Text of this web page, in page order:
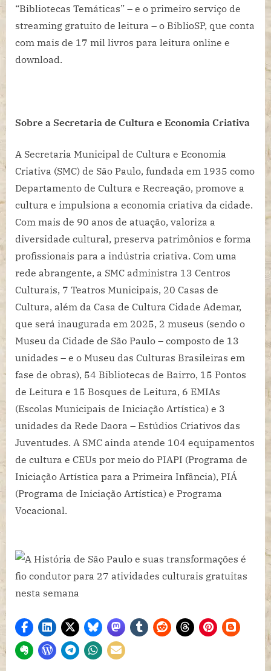
“Bibliotecas Temáticas” – e o primeiro serviço de
streaming gratuito de leitura – o BiblioSP, que conta
com mais de 17 mil livros para leitura online e
download.
Sobre a Secretaria de Cultura e Economia Criativa
A Secretaria Municipal de Cultura e Economia
Criativa (SMC) de São Paulo, fundada em 1935 como
Departamento de Cultura e Recreação, promove a
cultura e impulsiona a economia criativa da cidade.
Com mais de 90 anos de atuação, valoriza a
diversidade cultural, preserva patrimônios e forma
profissionais para a indústria criativa. Com uma
rede abrangente, a SMC administra 13 Centros
Culturais, 7 Teatros Municipais, 20 Casas de
Cultura, além da Casa de Cultura Cidade Ademar,
que será inaugurada em 2025, 2 museus (sendo o
Museu da Cidade de São Paulo – composto de 13
unidades – e o Museu das Culturas Brasileiras em
fase de obras), 54 Bibliotecas de Bairro, 15 Pontos
de Leitura e 15 Bosques de Leitura, 6 EMIAs
(Escolas Municipais de Iniciação Artística) e 3
unidades da Rede Daora – Estúdios Criativos das
Juventudes. A SMC ainda atende 104 equipamentos
de cultura e CEUs por meio do PIAPI (Programa de
Iniciação Artística para a Primeira Infância), PIÁ
(Programa de Iniciação Artística) e Programa
Vocacional.